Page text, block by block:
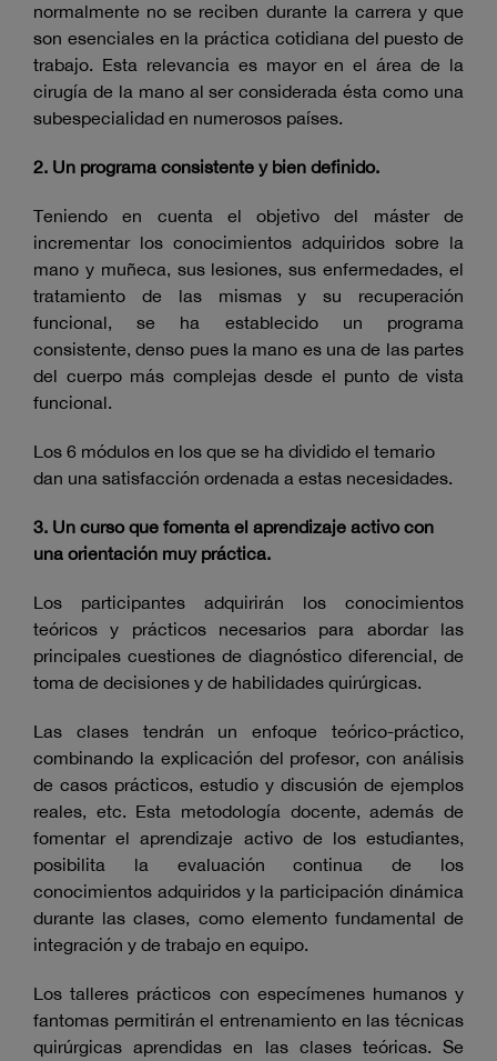
normalmente no se reciben durante la carrera y que
son esenciales en la práctica cotidiana del puesto de
trabajo. Esta relevancia es mayor en el área de la
cirugía de la mano al ser considerada ésta como una
subespecialidad en numerosos países.
2. Un programa consistente y bien definido.
Teniendo en cuenta el objetivo del máster de
incrementar los conocimientos adquiridos sobre la
mano y muñeca, sus lesiones, sus enfermedades, el
tratamiento de las mismas y su recuperación
funcional, se ha establecido un programa
consistente, denso pues la mano es una de las partes
del cuerpo más complejas desde el punto de vista
funcional.
Los 6 módulos en los que se ha dividido el temario
dan una satisfacción ordenada a estas necesidades.
3. Un curso que fomenta el aprendizaje activo con
una orientación muy práctica.
Los participantes adquirirán los conocimientos
teóricos y prácticos necesarios para abordar las
principales cuestiones de diagnóstico diferencial, de
toma de decisiones y de habilidades quirúrgicas.
Las clases tendrán un enfoque teórico-práctico,
combinando la explicación del profesor, con análisis
de casos prácticos, estudio y discusión de ejemplos
reales, etc. Esta metodología docente, además de
fomentar el aprendizaje activo de los estudiantes,
posibilita la evaluación continua de los
conocimientos adquiridos y la participación dinámica
durante las clases, como elemento fundamental de
integración y de trabajo en equipo.
Los talleres prácticos con especímenes humanos y
fantomas permitirán el entrenamiento en las técnicas
quirúrgicas aprendidas en las clases teóricas. Se